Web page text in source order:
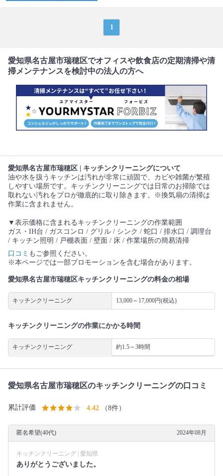
1
愛知県名古屋市瑞穂区でオフィスや飲食店の定期清掃や清
掃メンテナンスを検討中の法人の方へ
愛知県名古屋市瑞穂区 | キッチンクリーニングについて
油や水を扱うキッチンは汚れが非常に頑固で、カビや雑菌が繁殖
しやすい場所です。キッチンクリーニングでは日常のお掃除では
取れない汚れをプロが徹底的に取り除きます。※換気扇の清掃は
作業に含まれません。
▼表示価格に含まれるキッチンクリーニングの作業範囲
ガス・IH台 / ガスコンロ / グリル / シンク / 蛇口 / 排水口 / 調理台
/ キッチン照明 / 戸棚表面 / 壁面 / 床 / 作業場所の簡易清掃
口コミ もご参照ください。
※本ページでは一部プロモーションを含む場合があります。
愛知県名古屋市瑞穂区キッチンクリーニングの料金の相場
キッチンクリーニング 13,000～17,000円(税込)
キッチンクリーニングの作業にかかる時間
キッチンクリーニング 約1.5～3時間
愛知県名古屋市瑞穂区のキッチンクリーニングの口コミ
累計評価 4.42 （8件）
匿名希望(40代) 2024年08月
キッチンクリーニング | 愛知県
ありがとうございました。